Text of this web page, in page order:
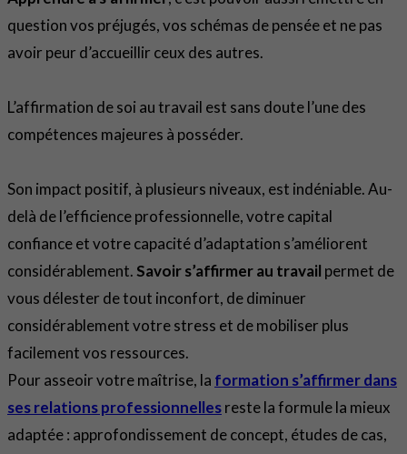
question vos préjugés, vos schémas de pensée et ne pas
avoir peur d’accueillir ceux des autres.
L’affirmation de soi au travail est sans doute l’une des
compétences majeures à posséder.
Son impact positif, à plusieurs niveaux, est indéniable. Au-
delà de l’efficience professionnelle, votre capital
confiance et votre capacité d’adaptation s’améliorent
considérablement.Savoir s’affirmer au travail permet de
vous délester de tout inconfort, de diminuer
considérablement votre stress et de mobiliser plus
facilement vos ressources.
Pour asseoir votre maîtrise, la formation s’affirmer dans
ses relations professionnellesreste la formule la mieux
adaptée : approfondissement de concept, études de cas,